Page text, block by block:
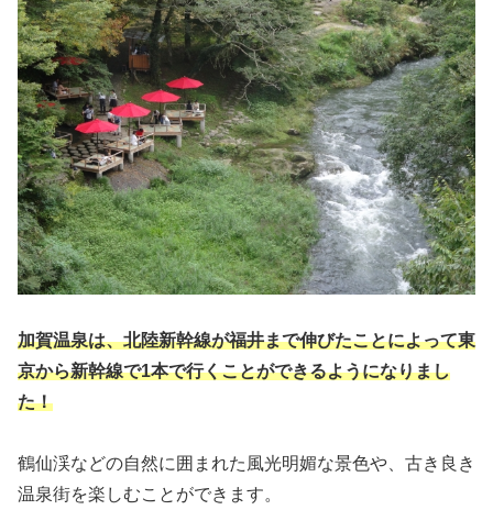
加賀温泉は、北陸新幹線が福井まで伸びたことによって東
京から新幹線で1本で行くことができるようになりまし
た！
鶴仙渓などの自然に囲まれた風光明媚な景色や、古き良き
温泉街を楽しむことができます。